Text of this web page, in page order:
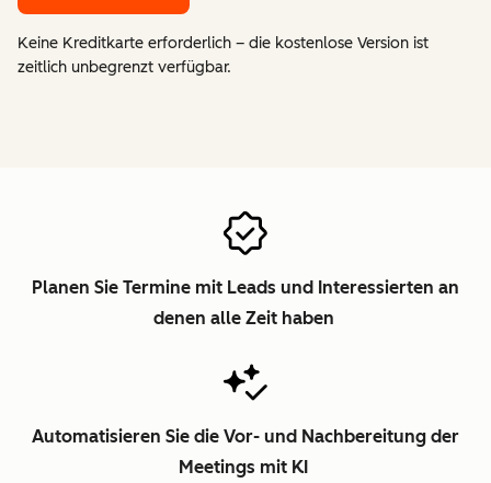
Keine Kreditkarte erforderlich – die kostenlose Version ist
zeitlich unbegrenzt verfügbar.
Planen Sie Termine mit Leads und Interessierten an
denen alle Zeit haben
Automatisieren Sie die Vor- und Nachbereitung der
Meetings mit KI